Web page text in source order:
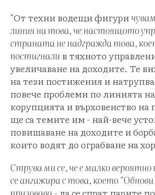
"От техни водещи фигури
линия на това, че настоящото
страната не надгражда това,
постигналив тяхното
увеличаване на доходите. Те
на тези постижения и
повече проблеми по линията на
корупцията и върховенство на
ще са темите им - най-вече
повишаване на доходите и
които водят до ограбване на
Струва ми се, че е малко
се ангажира с това, което